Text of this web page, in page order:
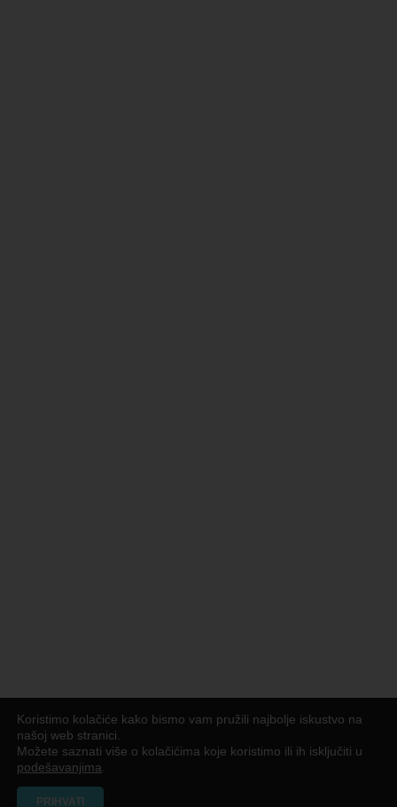
Koristimo kolačiće kako bismo vam pružili najbolje iskustvo na
našoj web stranici.
Možete saznati više o kolačićima koje koristimo ili ih isključiti u
podešavanjima
PRIHVATI